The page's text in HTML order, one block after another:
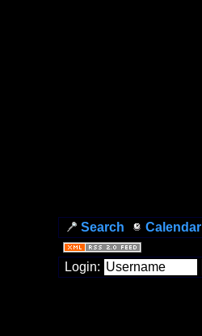
Search Calendar
Login: